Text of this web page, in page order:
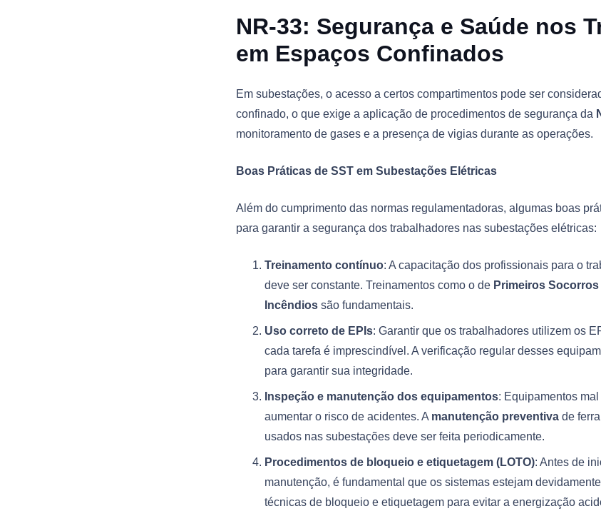
NR-33: Segurança e Saúde nos
em Espaços Confinados
Em subestações, o acesso a certos compartimentos pode ser
confinado, o que exige a aplicação de procedimentos de segurança da
monitoramento de gases e a presença de vigias durante as operações.
Boas Práticas de SST em Subestações Elétricas
Além do cumprimento das normas regulamentadoras, algumas boas
para garantir a segurança dos trabalhadores nas subestações elétricas:
Treinamento contínuo: A capacitação dos profissionais para o
deve ser constante. Treinamentos como o de Primeiros Socorros
Incêndiossão fundamentais.
Uso correto de EPIs: Garantir que os trabalhadores utilizem os
cada tarefa é imprescindível. A verificação regular desses
para garantir sua integridade.
Inspeção e manutenção dos equipamentos: Equipamentos
aumentar o risco de acidentes. A manutenção preventivade
usados nas subestações deve ser feita periodicamente.
Procedimentos de bloqueio e etiquetagem (LOTO): Antes de
manutenção, é fundamental que os sistemas estejam
técnicas de bloqueio e etiquetagem para evitar a energização